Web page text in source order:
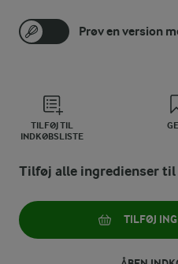
Prøv en version
TILFØJ TIL
INDKØBSLISTE
Tilføj alle ingredienser til
TILFØJ